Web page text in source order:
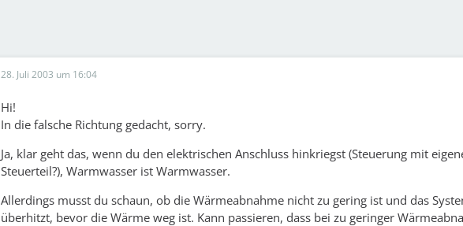
28. Juli 2003 um 16:04
Hi!
In die falsche Richtung gedacht, sorry.
Ja, klar geht das, wenn du den elektrischen Anschluss hinkriegst (Steuerung mit
Steuerteil?), Warmwasser ist Warmwasser.
Allerdings musst du schaun, ob die Wärmeabnahme nicht zu gering ist und das
überhitzt, bevor die Wärme weg ist. Kann passieren, dass bei zu geringer